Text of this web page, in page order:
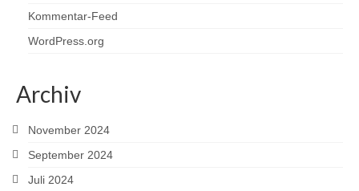
Kommentar-Feed
WordPress.org
Archiv
November 2024
September 2024
Juli 2024